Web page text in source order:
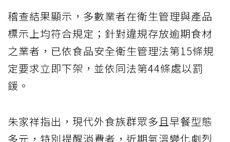
稽查結果顯示，多數業者在衛生管理與產品
標示上均符合規定；針對違規存放逾期食材
之業者，已依食品安全衛生管理法第15條規
定要求立即下架，並依同法第44條處以罰
鍰。
朱家祥指出，現代外食族群眾多且早餐型態
多元，特別提醒消費者，近期氣溫變化劇烈